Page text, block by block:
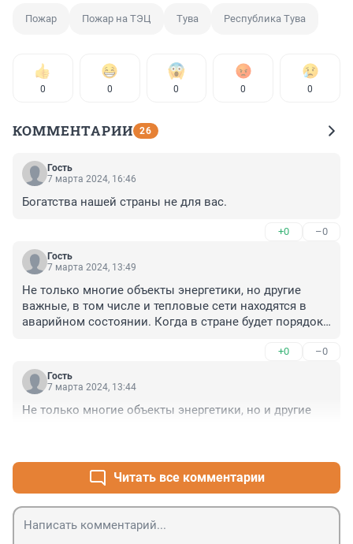
Пожар Пожар на ТЭЦ Тува Республика Тува
0 0 0 0 0
КОММЕНТАРИИ 26
Гость
7 марта 2024, 16:46
Богатства нашей страны не для вас.
+0 –0
Гость
7 марта 2024, 13:49
Не только многие объекты энергетики, но другие
важные, в том числе и тепловые сети находятся в
аварийном состоянии. Когда в стране будет порядок?
Чтобы не гибли, не травмировались люди на рабочих
местах, а работали спокойно? В такой богатой стране,
как наша?
+0 –0
Гость
7 марта 2024, 13:44
Не только многие объекты энергетики, но и другие
Читать все комментарии